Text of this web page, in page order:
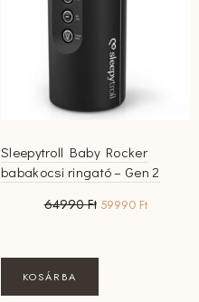
Sleepytroll Baby Rocker
babakocsi ringató – Gen 2
64990Ft Original
59990 FtCurrent
KOSÁRBA